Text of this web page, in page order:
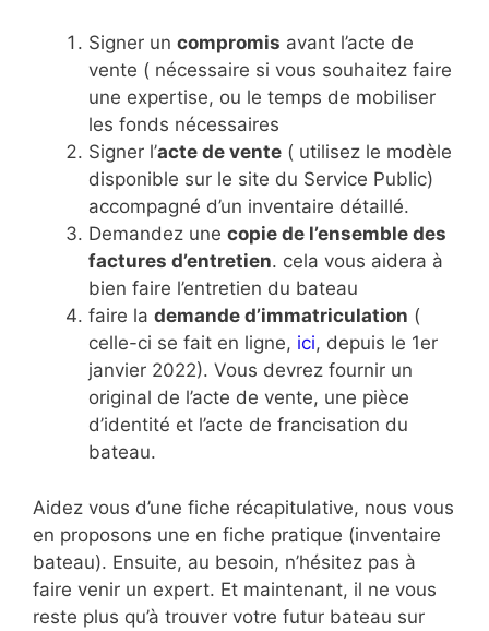
Signer un compromis avant l’acte de
vente ( nécessaire si vous souhaitez faire
une expertise, ou le temps de mobiliser
les fonds nécessaires
Signer l’acte de vente ( utilisez le modèle
disponible sur le site du Service Public)
accompagné d’un inventaire détaillé.
Demandez une copie de l’ensemble des
factures d’entretien. cela vous aidera à
bien faire l’entretien du bateau
faire la demande d’immatriculation (
celle-ci se fait en ligne, ici, depuis le 1er
janvier 2022). Vous devrez fournir un
original de l’acte de vente, une pièce
d’identité et l’acte de francisation du
bateau.
Aidez vous d’une fiche récapitulative, nous vous
en proposons une en fiche pratique (inventaire
bateau). Ensuite, au besoin, n’hésitez pas à
faire venir un expert. Et maintenant, il ne vous
reste plus qu’à trouver votre futur bateau sur